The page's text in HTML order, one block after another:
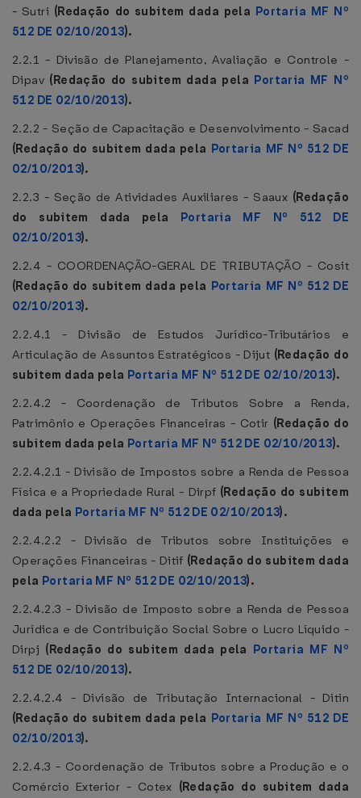
- Sutri (Redação do subitem dada pela Portaria MF Nº
512 DE 02/10/2013).
2.2.1 - Divisão de Planejamento, Avaliação e Controle -
Dipav (Redação do subitem dada pela Portaria MF Nº
512 DE 02/10/2013).
2.2.2 - Seção de Capacitação e Desenvolvimento - Sacad
(Redação do subitem dada pela Portaria MF Nº 512 DE
02/10/2013).
2.2.3 - Seção de Atividades Auxiliares - Saaux (Redação
do subitem dada pela Portaria MF Nº 512 DE
02/10/2013).
2.2.4 - COORDENAÇÃO-GERAL DE TRIBUTAÇÃO - Cosit
(Redação do subitem dada pela Portaria MF Nº 512 DE
02/10/2013).
2.2.4.1 - Divisão de Estudos Jurídico-Tributários e
Articulação de Assuntos Estratégicos - Dijut (Redação do
subitem dada pela Portaria MF Nº 512 DE 02/10/2013).
2.2.4.2 - Coordenação de Tributos Sobre a Renda,
Patrimônio e Operações Financeiras - Cotir (Redação do
subitem dada pela Portaria MF Nº 512 DE 02/10/2013).
2.2.4.2.1 - Divisão de Impostos sobre a Renda de Pessoa
Física e a Propriedade Rural - Dirpf (Redação do subitem
dada pela Portaria MF Nº 512 DE 02/10/2013).
2.2.4.2.2 - Divisão de Tributos sobre Instituições e
Operações Financeiras - Ditif (Redação do subitem dada
pela Portaria MF Nº 512 DE 02/10/2013).
2.2.4.2.3 - Divisão de Imposto sobre a Renda de Pessoa
Jurídica e de Contribuição Social Sobre o Lucro Líquido -
Dirpj (Redação do subitem dada pela Portaria MF Nº
512 DE 02/10/2013).
2.2.4.2.4 - Divisão de Tributação Internacional - Ditin
(Redação do subitem dada pela Portaria MF Nº 512 DE
02/10/2013).
2.2.4.3 - Coordenação de Tributos sobre a Produção e o
Comércio Exterior - Cotex (Redação do subitem dada